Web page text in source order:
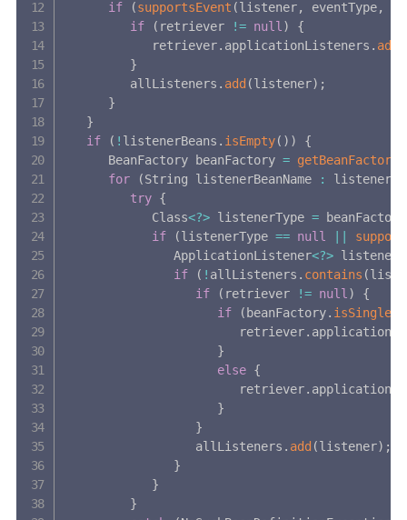
if
(supportsEvent (listener, eventType,
if
( retriever != null)
{
            retriever
. applicationListeners . add
}
         allListeners
. add (listener) ;
}
}
if
( ! listenerBeans . isEmpty( ) )
{
      BeanFactory beanFactory
= getBeanFactory
for
(String listenerBeanName :
try {
            Class
<?> listenerType = beanFactory
if
(listenerType == null
               ApplicationListener
<?> listener
if
( ! allListeners . contains (
if
( retriever != null)
{
if
( beanFactory.
                        retriever
.
}
else {
                        retriever
.
}
}
                  allListeners
. add (listener) ;
}
}
}